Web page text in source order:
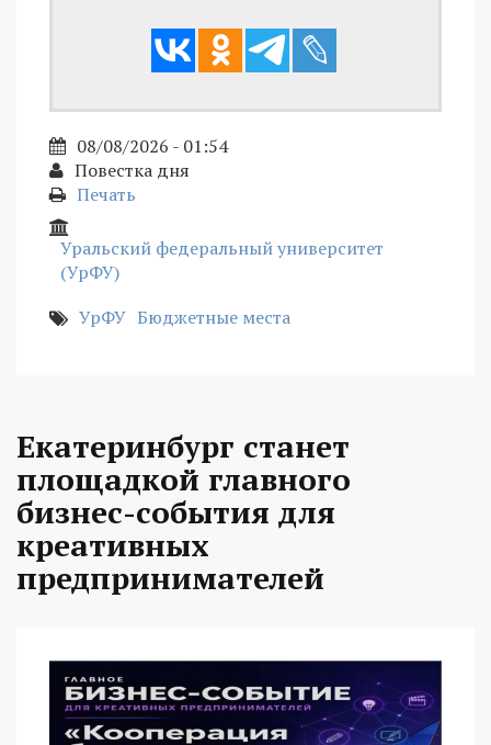
08/08/2026 - 01:54
Повестка дня
Печать
Уральский федеральный университет
(УрФУ)
УрФУ Бюджетные места
Екатеринбург станет
площадкой главного
бизнес-события для
креативных
предпринимателей